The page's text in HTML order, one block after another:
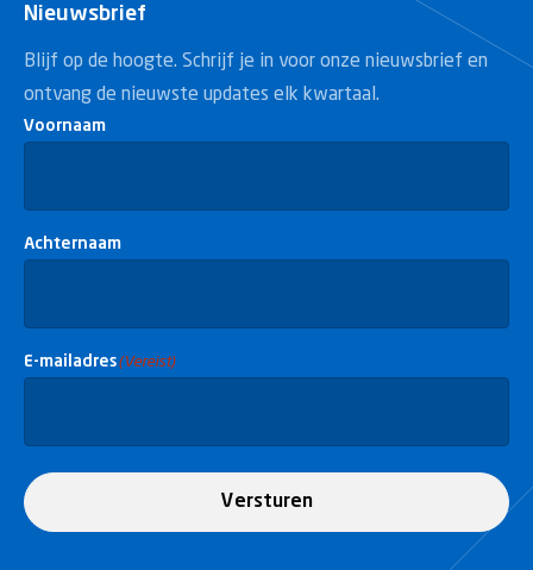
Nieuwsbrief
Blijf op de hoogte. Schrijf je in voor onze nieuwsbrief en
ontvang de nieuwste updates elk kwartaal.
Voornaam
Achternaam
E-mailadres(Vereist)
Versturen